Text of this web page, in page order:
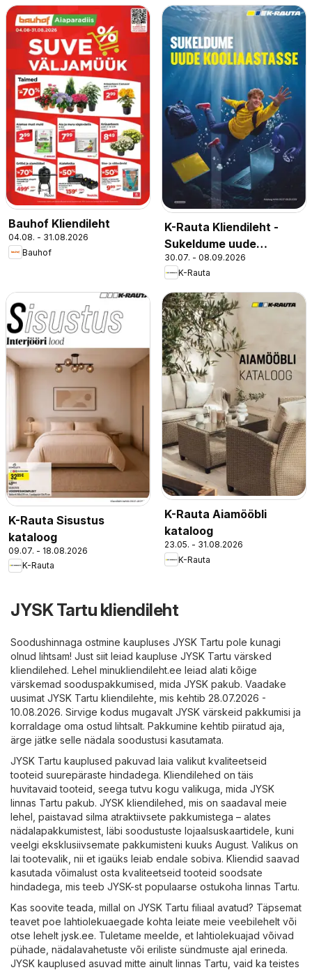
Bauhof Kliendileht
04.08. - 31.08.2026
Bauhof
K-Rauta Kliendileht -
Sukeldume uude
kooliaastasse
30.07. - 08.09.2026
K-Rauta
K-Rauta Sisustus
kataloog
09.07. - 18.08.2026
K-Rauta
K-Rauta Aiamööbli
kataloog
23.05. - 31.08.2026
K-Rauta
JYSK Tartu kliendileht
Soodushinnaga ostmine kaupluses JYSK Tartu pole kunagi
olnud lihtsam! Just siit leiad kaupluse JYSK Tartu värsked
kliendilehed. Lehel minukliendileht.ee leiad alati kõige
värskemad sooduspakkumised, mida JYSK pakub. Vaadake
uusimat JYSK Tartu kliendilehte, mis kehtib 28.07.2026 -
10.08.2026. Sirvige kodus mugavalt JYSK värskeid pakkumisi ja
korraldage oma ostud lihtsalt. Pakkumine kehtib piiratud aja,
ärge jätke selle nädala soodustusi kasutamata.
JYSK Tartu kauplused pakuvad laia valikut kvaliteetseid
tooteid suurepäraste hindadega. Kliendilehed on täis
huvitavaid tooteid, seega tutvu kogu valikuga, mida JYSK
linnas Tartu pakub. JYSK kliendilehed, mis on saadaval meie
lehel, paistavad silma atraktiivsete pakkumistega – alates
nädalapakkumistest, läbi soodustuste lojaalsuskaartidele, kuni
veelgi eksklusiivsemate pakkumisteni kuuks August. Valikus on
lai tootevalik, nii et igaüks leiab endale sobiva. Kliendid saavad
kasutada võimalust osta kvaliteetseid tooteid soodsate
hindadega, mis teeb JYSK-st populaarse ostukoha linnas Tartu.
Kas soovite teada, millal on JYSK Tartu filiaal avatud? Täpsemat
teavet poe lahtiolekuaegade kohta leiate meie veebilehelt või
otse lehelt jysk.ee. Tuletame meelde, et lahtiolekuajad võivad
pühade, nädalavahetuste või eriliste sündmuste ajal erineda.
JYSK kauplused asuvad mitte ainult linnas Tartu, vaid ka teistes